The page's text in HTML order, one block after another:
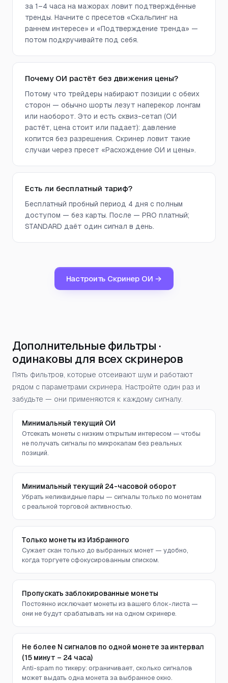
за 1–4 часа на мажорах ловит подтверждённые
тренды. Начните с пресетов «Скальпинг на
раннем интересе» и «Подтверждение тренда» —
потом подкручивайте под себя.
Почему ОИ растёт без движения цены?
Потому что трейдеры набирают позиции с обеих
сторон — обычно шорты лезут наперекор лонгам
или наоборот. Это и есть сквиз-сетап (ОИ
растёт, цена стоит или падает): давление
копится без разрешения. Скринер ловит такие
случаи через пресет «Расхождение ОИ и цены».
Есть ли бесплатный тариф?
Бесплатный пробный период 4 дня с полным
доступом — без карты. После — PRO платный;
STANDARD даёт один сигнал в день.
Настроить Скринер ОИ →
Дополнительные фильтры ·
одинаковы для всех скринеров
Пять фильтров, которые отсеивают шум и работают
рядом с параметрами скринера. Настройте один раз и
забудьте — они применяются к каждому сигналу.
Минимальный текущий ОИ
Отсекать монеты с низким открытым интересом — чтобы
не получать сигналы по микрокапам без реальных
позиций.
Минимальный текущий 24-часовой оборот
Убрать неликвидные пары — сигналы только по монетам
с реальной торговой активностью.
Только монеты из Избранного
Сужает скан только до выбранных монет — удобно,
когда торгуете сфокусированным списком.
Пропускать заблокированные монеты
Постоянно исключает монеты из вашего блок-листа —
они не будут срабатывать ни на одном скринере.
Не более N сигналов по одной монете за интервал
(15 минут – 24 часа)
Anti-spam по тикеру: ограничивает, сколько сигналов
может выдать одна монета за выбранное окно.